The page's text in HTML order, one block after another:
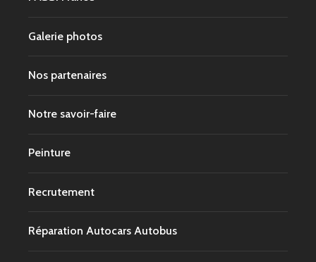
Galerie photos
Nos partenaires
Notre savoir-faire
Peinture
Recrutement
Réparation Autocars Autobus